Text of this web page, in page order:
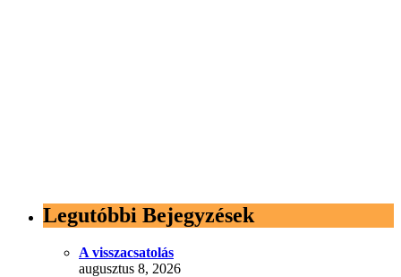
Legutóbbi Bejegyzések
A visszacsatolás
augusztus 8, 2026